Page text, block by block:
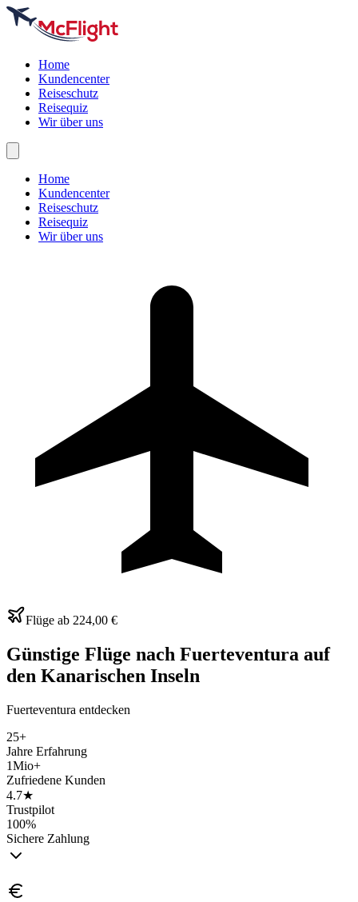
Home
Kundencenter
Reiseschutz
Reisequiz
Wir über uns
Home
Kundencenter
Reiseschutz
Reisequiz
Wir über uns
Flüge ab 224,00 €
Günstige Flüge nach Fuerteventura auf
den Kanarischen Inseln
Fuerteventura entdecken
25+
Jahre Erfahrung
1Mio+
Zufriedene Kunden
4.7★
Trustpilot
100%
Sichere Zahlung